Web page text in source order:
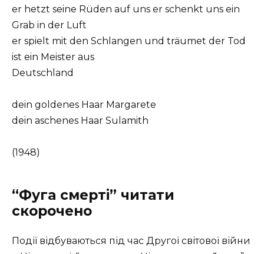
er hetzt seine Rüden auf uns er schenkt uns ein
Grab in der Luft
er spielt mit den Schlangen und träumet der Tod
ist ein Meister aus
Deutschland
dein goldenes Haar Margarete
dein aschenes Haar Sulamith
(1948)
“Фуга смерті” читати
скорочено
Події відбуваються під час Другої світової війни